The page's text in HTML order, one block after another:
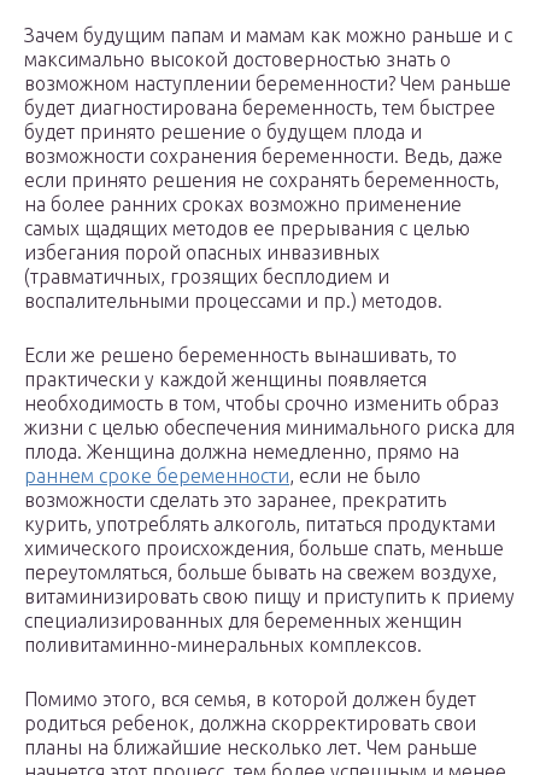
Зачем будущим папам и мамам как можно раньше и с
максимально высокой достоверностью знать о
возможном наступлении беременности? Чем раньше
будет диагностирована беременность, тем быстрее
будет принято решение о будущем плода и
возможности сохранения беременности. Ведь, даже
если принято решения не сохранять беременность,
на более ранних сроках возможно применение
самых щадящих методов ее прерывания с целью
избегания порой опасных инвазивных
(травматичных, грозящих бесплодием и
воспалительными процессами и пр.) методов.
Если же решено беременность вынашивать, то
практически у каждой женщины появляется
необходимость в том, чтобы срочно изменить образ
жизни с целью обеспечения минимального риска для
плода. Женщина должна немедленно, прямо на
раннем сроке беременности, если не было
возможности сделать это заранее, прекратить
курить, употреблять алкоголь, питаться продуктами
химического происхождения, больше спать, меньше
переутомляться, больше бывать на свежем воздухе,
витаминизировать свою пищу и приступить к приему
специализированных для беременных женщин
поливитаминно-минеральных комплексов.
Помимо этого, вся семья, в которой должен будет
родиться ребенок, должна скорректировать свои
планы на ближайшие несколько лет. Чем раньше